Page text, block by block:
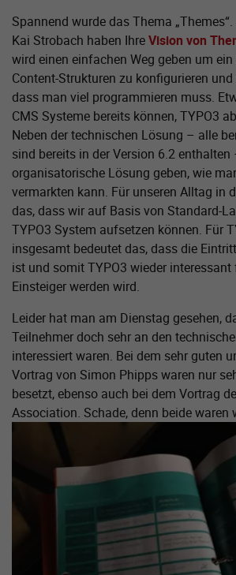
Spannend wurde das Thema
Kai Strobach haben IhreVision von
wird einen einfachen Weg geben um
Content-Strukturen zu konfigurieren
dass man viel programmieren muss.
CMS Systeme bereits können, TYPO3
Neben der technischen Lösung – alle
sind bereits in der Version 6.2
organisatorische Lösung geben, wie
vermarkten kann. Für unseren Alltag in
das, dass wir auf Basis von Standard-
TYPO3 System aufsetzen können. Für
insgesamt bedeutet das, dass die
ist und somit TYPO3 wieder interessant
Einsteiger werden wird.
Leider hat man am Dienstag gesehen,
Teilnehmer doch sehr an den
interessiert waren. Bei dem sehr guten
Vortrag von Simon Phipps waren nur
besetzt, ebenso auch bei dem Vortrag
Association. Schade, denn beide waren